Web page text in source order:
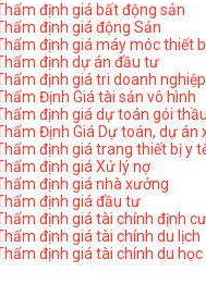
định giá bất động sản
định giá động Sản
định giá máy móc thiết
định dự án đầu tư
định giá tri doanh nghiệp
Định Giá tài sản vô hình
định giá dự toán gói thầu
Định Giá Dự toán, dự án
định giá trang thiết bị y
định giá Xử lý nợ
định giá nhà xưởng
định giá đầu tư
định giá tài chính định cư
định giá tài chính du lịch
định giá tài chính du học